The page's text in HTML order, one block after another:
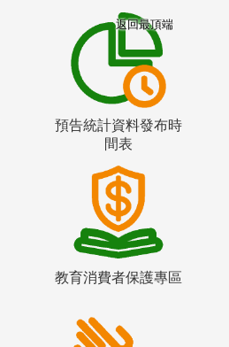
預告統計資料發布時
間表
教育消費者保護專區
返回最頂端